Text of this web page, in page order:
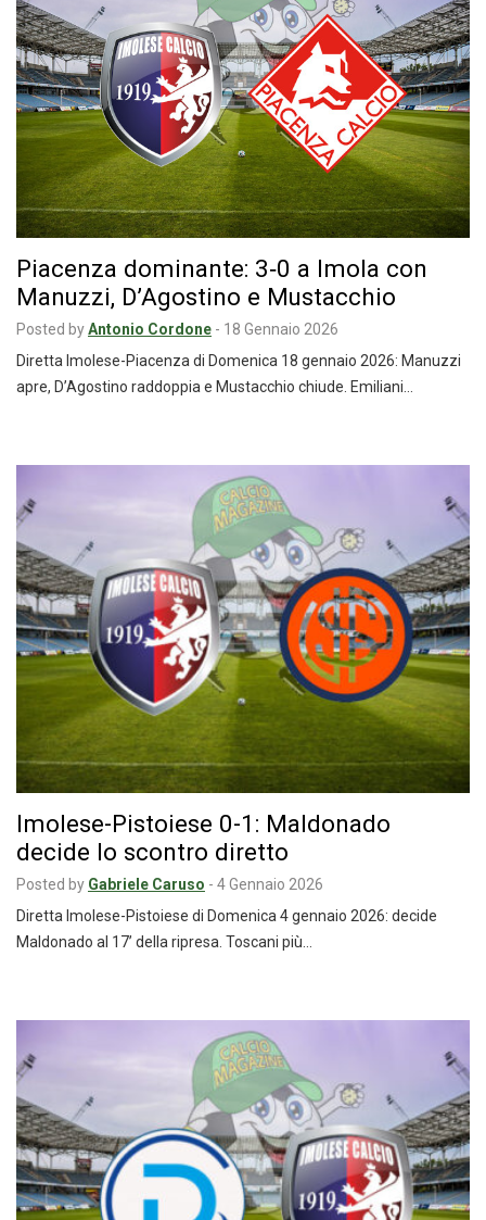
Piacenza dominante: 3‑0 a Imola con
Manuzzi, D’Agostino e Mustacchio
Posted byAntonio Cordone - 18 Gennaio 2026
Diretta Imolese-Piacenza di Domenica 18 gennaio 2026: Manuzzi
apre, D’Agostino raddoppia e Mustacchio chiude. Emiliani…
Imolese-Pistoiese 0-1: Maldonado
decide lo scontro diretto
Posted by Gabriele Caruso - 4 Gennaio 2026
Diretta Imolese-Pistoiese di Domenica 4 gennaio 2026: decide
Maldonado al 17’ della ripresa. Toscani più…